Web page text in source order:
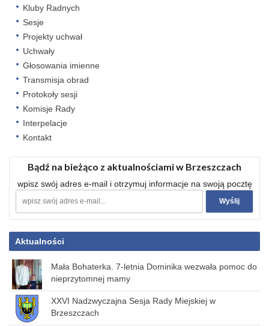
Kluby Radnych
Sesje
Projekty uchwał
Uchwały
Głosowania imienne
Transmisja obrad
Protokoły sesji
Komisje Rady
Interpelacje
Kontakt
Bądź na bieżąco z aktualnościami w Brzeszczach
wpisz swój adres e-mail i otrzymuj informacje na swoją pocztę
Aktualności
Mała Bohaterka. 7-letnia Dominika wezwała pomoc do
nieprzytomnej mamy
XXVI Nadzwyczajna Sesja Rady Miejskiej w
Brzeszczach